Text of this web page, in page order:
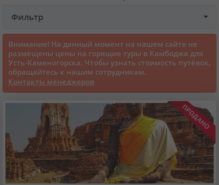
Круизы
Cтатьи
70131 отзыв наших туристов
Сертификаты
О нас
Для бизнеса
Фильтр
Внимание! На данный момент на нашем сайте не
размещены цены на горящие туры в Камбоджа для
Усть-Каменогорска. Чтобы узнать стоимость путёвок,
обращайтесь к нашим сотрудникам.
Контакты менеджеров